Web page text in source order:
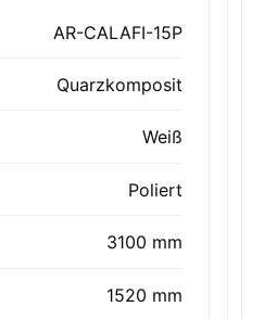
AR-CALAFI-15P
Quarzkomposit
Weiß
Poliert
3100 mm
1520 mm